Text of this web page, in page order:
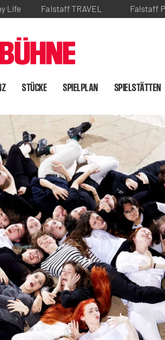
Life Falstaff TRAVEL Falstaff
STÜCKE SPIELPLAN SPIELSTÄTTEN